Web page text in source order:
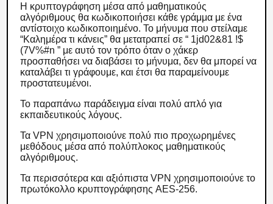
Η κρυπτογράφηση μέσα από μαθηματικούς
αλγόριθμους θα κωδικοποιήσει κάθε γράμμα με ένα
αντίστοιχο κωδικοποιημένο. Το μήνυμα που στείλαμε
“Καλημέρα τι κάνεις” θα μετατραπεί σε “ 1jd02&81 !$
(7V%#n ” με αυτό τον τρόπο όταν ο χάκερ
προσπαθήσει να διαβάσει το μήνυμα, δεν θα μπορεί να
καταλάβει τι γράφουμε, και έτσι θα παραμείνουμε
προστατευμένοι.
Το παραπάνω παράδειγμα είναι πολύ απλό για
εκπαιδευτικούς λόγους.
Τα VPN χρησιμοποιούνε πολύ πιο προχωρημένες
μεθόδους μέσα από πολύπλοκος μαθηματικούς
αλγόριθμους.
Τα περισσότερα και αξιόπιστα VPN χρησιμοποιούνε το
πρωτόκολλο κρυπτογράφησης AES-256.